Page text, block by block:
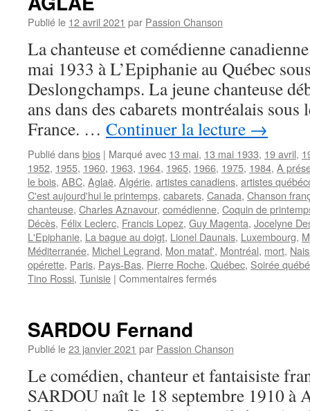
Publié le 12 avril 2021 par Passion Chanson
La chanteuse et comédienne
mai 1933 à L’Epiphanie au Québec
Deslongchamps. La jeune chanteuse
ans dans des cabarets montréalais sous
France. … Continuer la lecture →
Publié dansbios | Marqué avec 13 mai, 13 mai 1933, 19 avril,
1952, 1955, 1960, 1963, 1964, 1965, 1966, 1975, 1984, A
le bois, ABC, Aglaë, Algérie, artistes canadiens, artistes
C'est aujourd'hui le printemps, cabarets, Canada, Chanson
chanteuse, Charles Aznavour, comédienne, Coquin de
Décès, Félix Leclerc, Francis Lopez, Guy Magenta, Jocelyne
L'Epiphanie, La bague au doigt, Lionel Daunais, Luxembourg,
Méditerranée, Michel Legrand, Mon mataf', Montréal, mort,
opérette, Paris, Pays-Bas, Pierre Roche, Québec, Soirée
Tino Rossi, Tunisie | Commentaires ferméssur
SARDOU Fernand
Publié le23 janvier 2021 par Passion Chanson
Le comédien, chanteur et fantaisiste
SARDOU naît le 18 septembre 1910 à